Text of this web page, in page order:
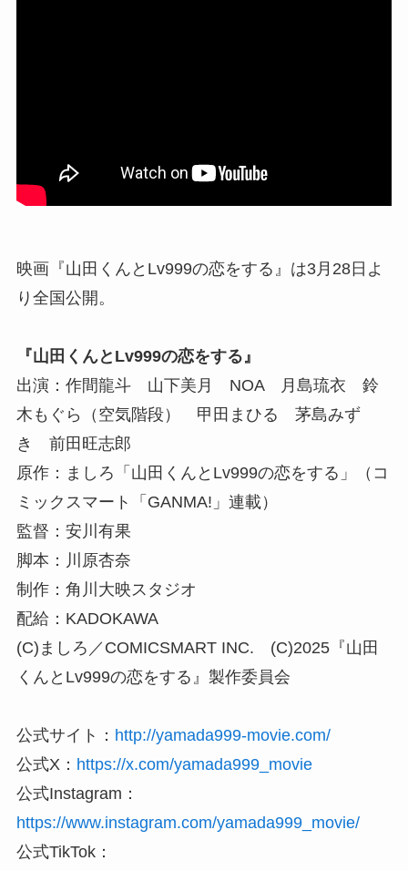
映画『山田くんとLv999の恋をする』は3月28日よ
り全国公開。
『山田くんとLv999の恋をする』
出演：作間龍斗 山下美月 NOA 月島琉衣 鈴
木もぐら（空気階段） 甲田まひる 茅島みず
き 前田旺志郎
原作：ましろ「山田くんとLv999の恋をする」（コ
ミックスマート「GANMA!」連載）
監督：安川有果
脚本：川原杏奈
制作：角川大映スタジオ
配給：KADOKAWA
(C)ましろ／COMICSMART INC. (C)2025『山田
くんとLv999の恋をする』製作委員会
公式サイト： http://yamada999-movie.com/
公式X： https://x.com/yamada999_movie
公式Instagram：
https://www.instagram.com/yamada999_movie/
公式TikTok：